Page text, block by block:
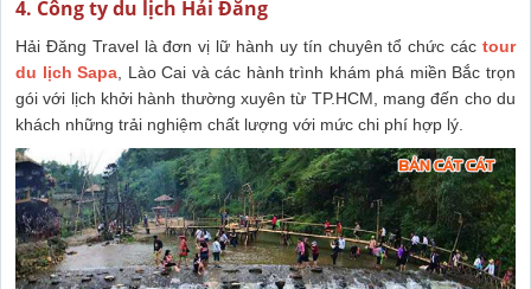
4. Công ty du lịch Hải Đăng
Hải Đăng Travel là đơn vị lữ hành uy tín chuyên tổ chức các tour
du lịch Sapa, Lào Cai và các hành trình khám phá miền Bắc trọn
gói với lịch khởi hành thường xuyên từ TP.HCM, mang đến cho du
khách những trải nghiệm chất lượng với mức chi phí hợp lý.